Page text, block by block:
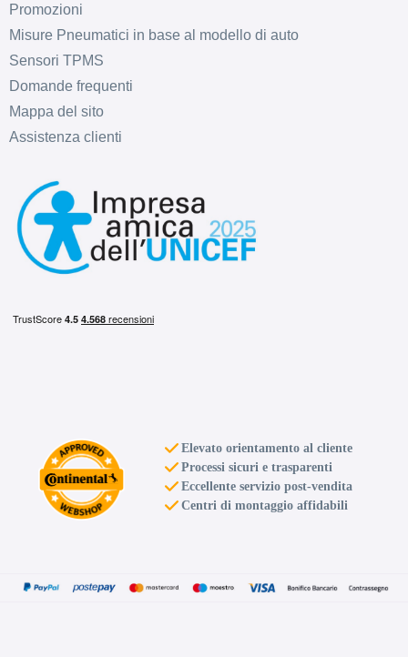
Promozioni
Misure Pneumatici in base al modello di auto
Sensori TPMS
Domande frequenti
Mappa del sito
Assistenza clienti
Elevato orientamento al cliente
Processi sicuri e trasparenti
Eccellente servizio post-vendita
Centri di montaggio affidabili